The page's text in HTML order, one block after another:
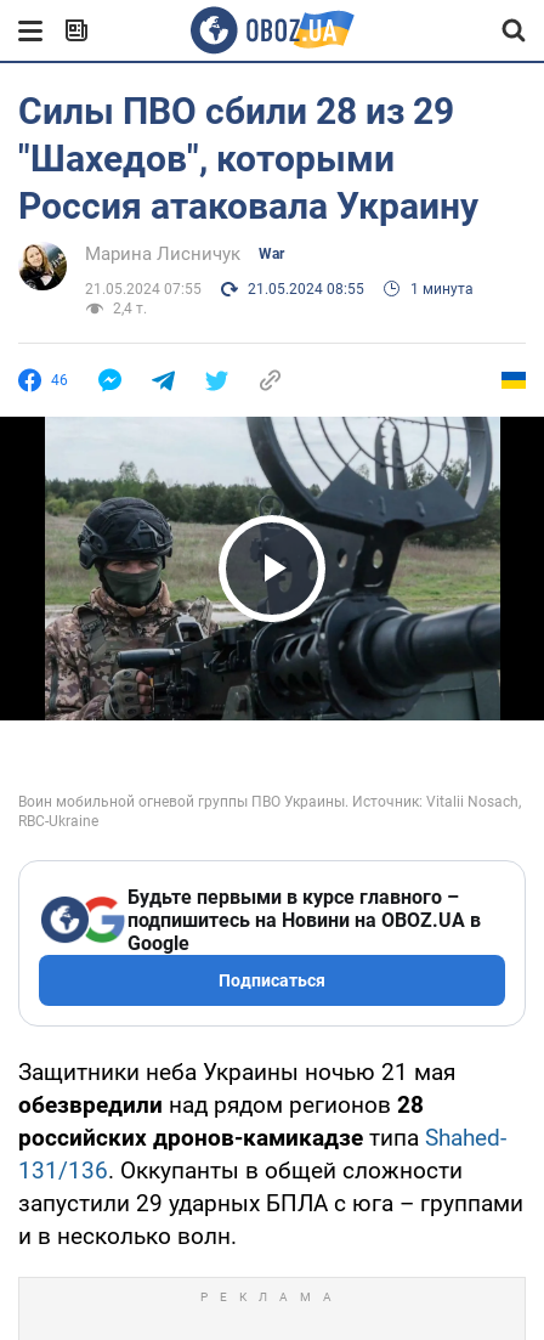
Силы ПВО сбили 28 из 29
"Шахедов", которыми
Россия атаковала Украину
Марина Лисничук War
21.05.2024 07:55 21.05.2024 08:55
1 минута
2,4 т.
46
Play Video
Будьте первыми в курсе главного –
подпишитесь на Новини на OBOZ.UA в
Google
Подписаться
Защитники неба Украины ночью 21 мая
обезвредили над рядом регионов 28
российских дронов-камикадзе типа Shahed-
131/136. Оккупанты в общей сложности
запустили 29 ударных БПЛА с юга – группами
и в несколько волн.